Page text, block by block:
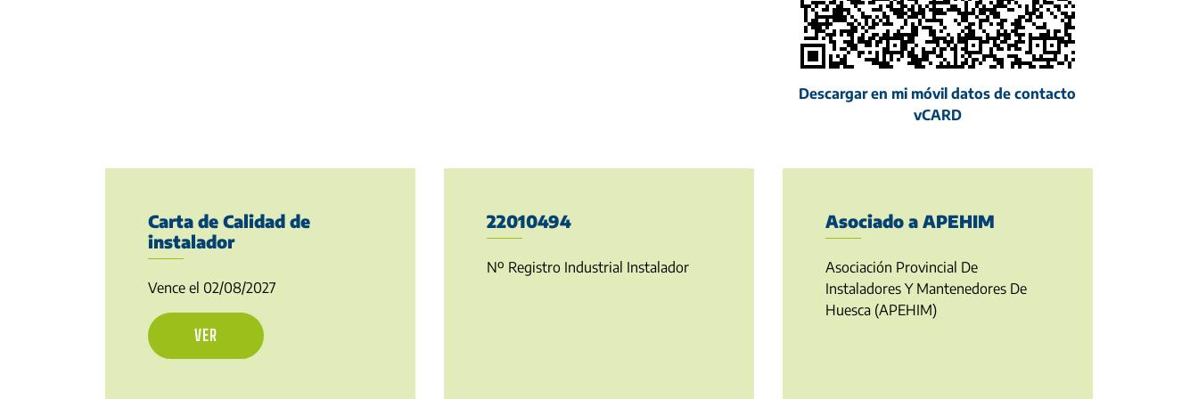
Descargar en mi móvil datos de contacto
vCARD
Carta de Calidad de
instalador
Vence el 02/08/2027
VER
22010494
Nº Registro Industrial Instalador
Asociado a APEHIM
Asociación Provincial De
Instaladores Y Mantenedores De
Huesca (APEHIM)